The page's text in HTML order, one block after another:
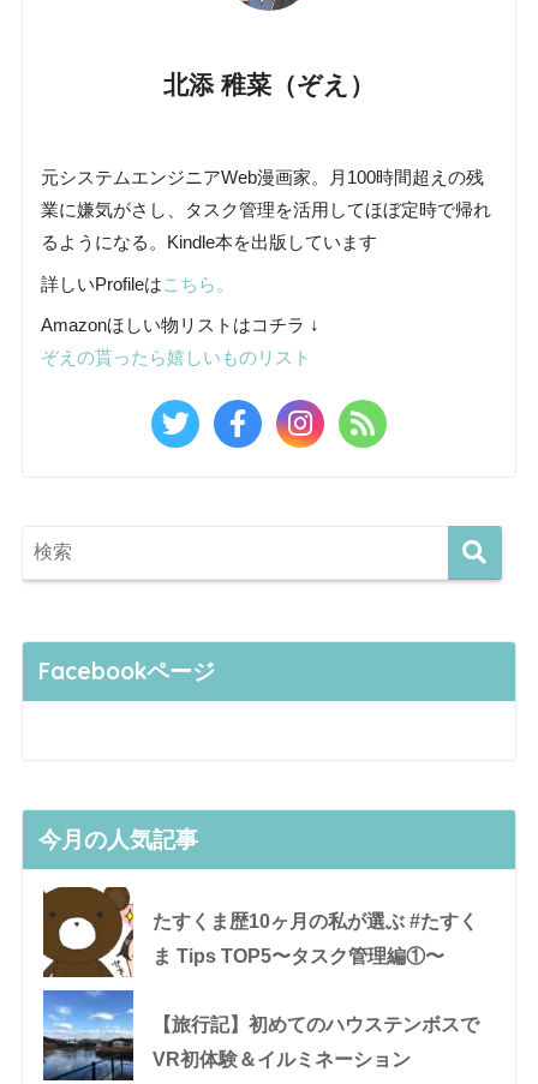
北添 稚菜（ぞえ）
元システムエンジニアWeb漫画家。月100時間超えの残
業に嫌気がさし、タスク管理を活用してほぼ定時で帰れ
るようになる。Kindle本を出版しています
詳しいProfileはこちら。
Amazonほしい物リストはコチラ ↓
ぞえの貰ったら嬉しいものリスト
Facebookページ
今月の人気記事
たすくま歴10ヶ月の私が選ぶ #たすく
ま Tips TOP5〜タスク管理編①〜
【旅行記】初めてのハウステンボスで
VR初体験＆イルミネーション